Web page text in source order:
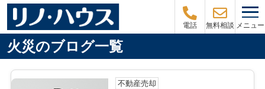
電話 無料相談 メニュー
火災のブログ一覧
不動産売却